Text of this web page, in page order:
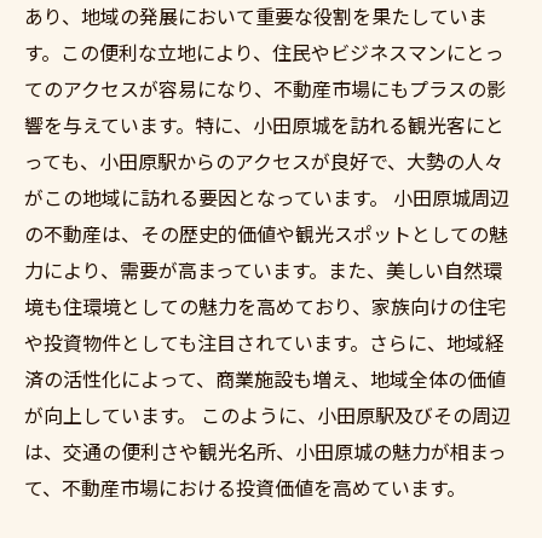
あり、地域の発展において重要な役割を果たしていま
す。この便利な立地により、住民やビジネスマンにとっ
てのアクセスが容易になり、不動産市場にもプラスの影
響を与えています。特に、小田原城を訪れる観光客にと
っても、小田原駅からのアクセスが良好で、大勢の人々
がこの地域に訪れる要因となっています。 小田原城周辺
の不動産は、その歴史的価値や観光スポットとしての魅
力により、需要が高まっています。また、美しい自然環
境も住環境としての魅力を高めており、家族向けの住宅
や投資物件としても注目されています。さらに、地域経
済の活性化によって、商業施設も増え、地域全体の価値
が向上しています。 このように、小田原駅及びその周辺
は、交通の便利さや観光名所、小田原城の魅力が相まっ
て、不動産市場における投資価値を高めています。